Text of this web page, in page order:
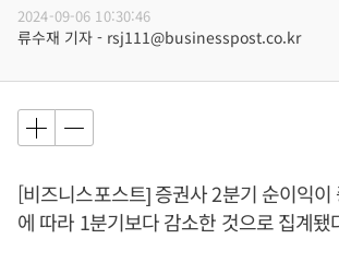
2024-09-06 10:30:46
류수재 기자 - rsj111@businesspost.co.kr
[비즈니스포스트] 증권사 2분기 순이익
에 따라 1분기보다 감소한 것으로 집계됐